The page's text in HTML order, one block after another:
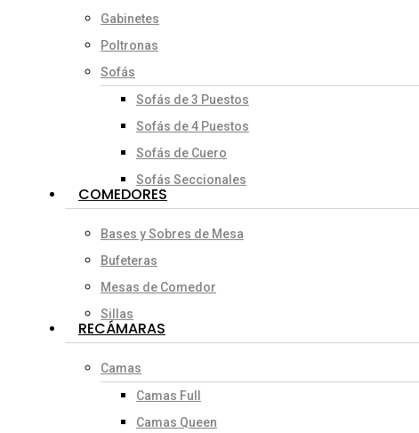
Gabinetes
Poltronas
Sofás
Sofás de 3 Puestos
Sofás de 4 Puestos
Sofás de Cuero
Sofás Seccionales
COMEDORES
Bases y Sobres de Mesa
Bufeteras
Mesas de Comedor
Sillas
RECÁMARAS
Camas
Camas Full
Camas Queen